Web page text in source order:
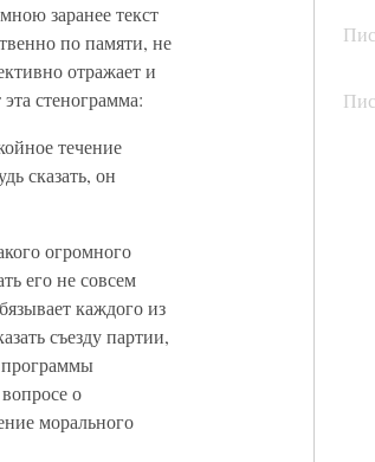
заранее текст
по памяти, не
отражает и
стенограмма:
течение
сказать, он
огромного
его не совсем
каждого из
съезду партии,
программы
о
морального